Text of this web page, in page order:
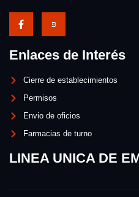
Enlaces de Interés
Cierre de establecimientos
Permisos
Envio de oficios
Farmacias de turno
LINEA UNICA DE